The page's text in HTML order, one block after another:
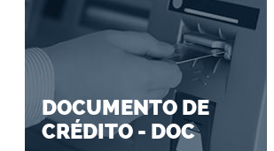
DOCUMENTO DE
CRÉDITO - DOC